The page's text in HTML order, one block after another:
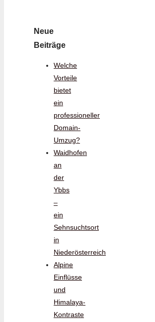
Neue
Beiträge
Welche
Vorteile
bietet
ein
professioneller
Domain-
Umzug?
Waidhofen
an
der
Ybbs
–
ein
Sehnsuchtsort
in
Niederösterreich
Alpine
Einflüsse
und
Himalaya-
Kontraste